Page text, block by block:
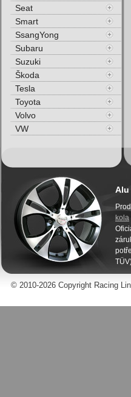
Seat
Smart
SsangYong
Subaru
Suzuki
Škoda
Tesla
Toyota
Volvo
VW
Alu
kola
© 2010-2026 Copyright Racing